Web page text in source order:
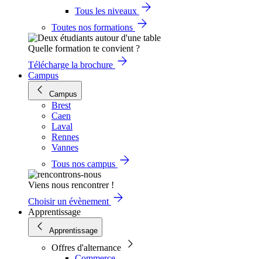
Tous les niveaux
Toutes nos formations
Quelle formation te convient ?
Télécharge la brochure
Campus
Campus
Brest
Caen
Laval
Rennes
Vannes
Tous nos campus
Viens nous rencontrer !
Choisir un évènement
Apprentissage
Apprentissage
Offres d'alternance